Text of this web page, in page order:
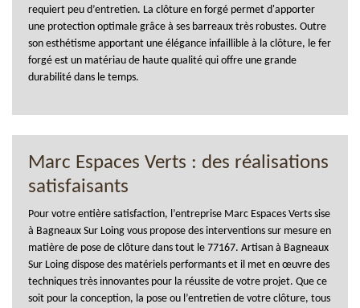
requiert peu d’entretien. La clôture en forgé permet d'apporter
une protection optimale grâce à ses barreaux très robustes. Outre
son esthétisme apportant une élégance infaillible à la clôture, le fer
forgé est un matériau de haute qualité qui offre une grande
durabilité dans le temps.
Marc Espaces Verts : des réalisations
satisfaisants
Pour votre entière satisfaction, l’entreprise Marc Espaces Verts sise
à Bagneaux Sur Loing vous propose des interventions sur mesure en
matière de pose de clôture dans tout le 77167. Artisan à Bagneaux
Sur Loing dispose des matériels performants et il met en œuvre des
techniques très innovantes pour la réussite de votre projet. Que ce
soit pour la conception, la pose ou l’entretien de votre clôture, tous